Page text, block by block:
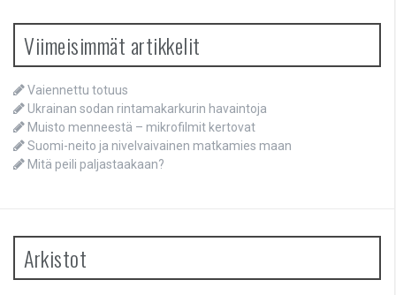
Viimeisimmät artikkelit
Vaiennettu totuus
Ukrainan sodan rintamakarkurin havaintoja
Muisto menneestä – mikrofilmit kertovat
Suomi-neito ja nivelvaivainen matkamies maan
Mitä peili paljastaakaan?
Arkistot